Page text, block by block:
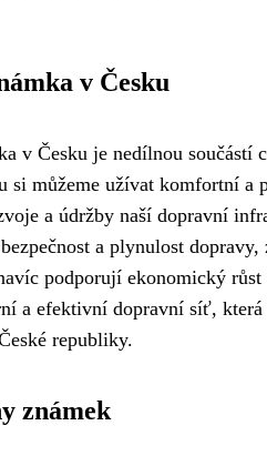
v Česku
v Česku je nedílnou
si můžeme užívat komfortní a
a údržby naší dopravní
a plynulost
podporují ekonomický
a efektivní dopravní síť,
republiky.
známek